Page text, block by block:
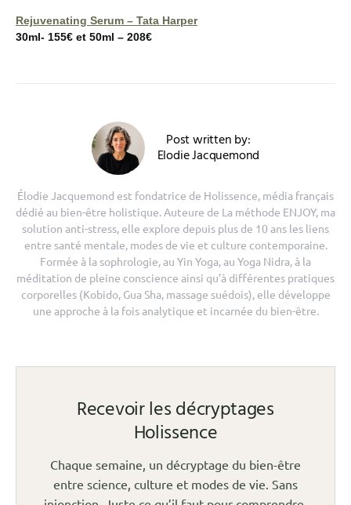
Rejuvenating Serum – Tata Harper
30ml- 155€ et 50ml – 208€
Post written by:
Elodie Jacquemond
Élodie Jacquemond est fondatrice de Holissence, média français
dédié au bien-être holistique. Auteure de La méthode ENJOY, ma
solution anti-stress, elle explore depuis plus de 10 ans les liens
entre santé mentale, modes de vie et culture contemporaine.
Formée à la sophrologie, au Yin Yoga, au Yoga Nidra, à la
méditation de pleine conscience ainsi qu’à différentes pratiques
corporelles (Kobido, Gua Sha, massage suédois), elle développe
une approche à la fois analytique et incarnée du bien-être.
Recevoir les décryptages
Holissence
Chaque semaine, un décryptage du bien-être
entre science, culture et modes de vie. Sans